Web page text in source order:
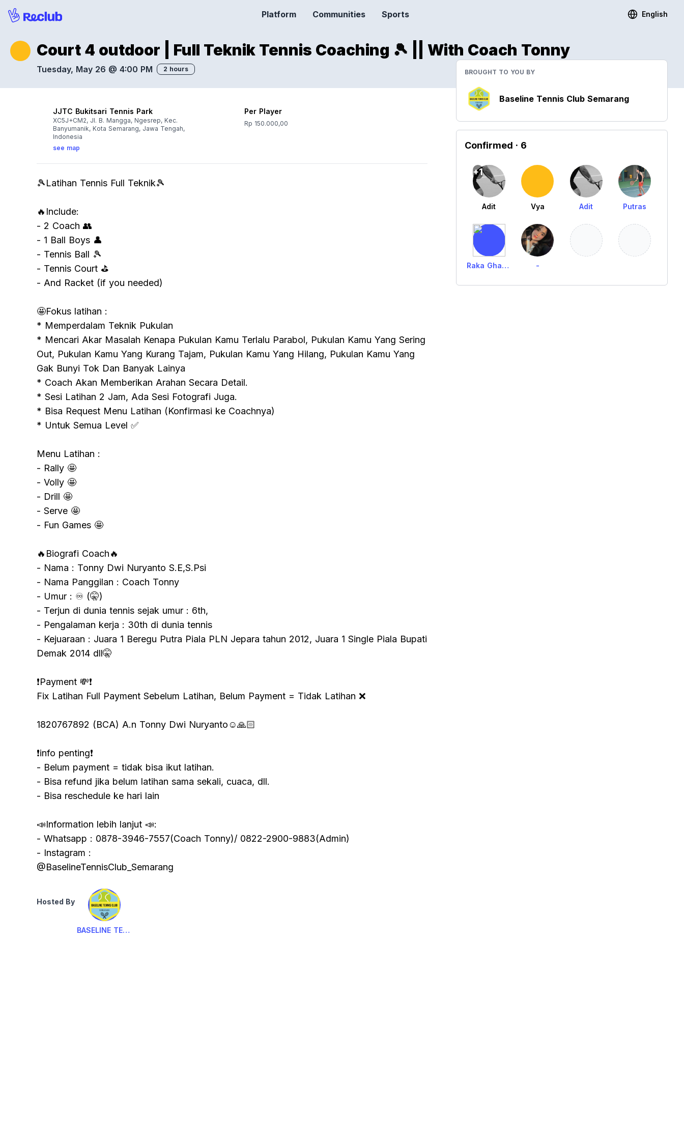
Platform Communities Sports English
Court 4 outdoor | Full Teknik Tennis Coaching 🎾 || With Coach Tonny
Tuesday, May 26 @ 4:00 PM 2 hours
JJTC Bukitsari Tennis Park
XC5J+CM2, Jl. B. Mangga, Ngesrep, Kec.
Banyumanik, Kota Semarang, Jawa Tengah,
Indonesia
see map
Per Player
Rp 150.000,00
🎾Latihan Tennis Full Teknik🎾
🔥Include:
- 2 Coach 👥
- 1 Ball Boys 👤
- Tennis Ball 🎾
- Tennis Court ⛳️
- And Racket (if you needed)
🤩Fokus latihan :
* Memperdalam Teknik Pukulan
* Mencari Akar Masalah Kenapa Pukulan Kamu Terlalu Parabol, Pukulan Kamu Yang Sering
Out, Pukulan Kamu Yang Kurang Tajam, Pukulan Kamu Yang Hilang, Pukulan Kamu Yang
Gak Bunyi Tok Dan Banyak Lainya
* Coach Akan Memberikan Arahan Secara Detail.
* Sesi Latihan 2 Jam, Ada Sesi Fotografi Juga.
* Bisa Request Menu Latihan (Konfirmasi ke Coachnya)
* Untuk Semua Level ✅
Menu Latihan :
- Rally 🤩
- Volly 🤩
- Drill 🤩
- Serve 🤩
- Fun Games 🤩
🔥Biografi Coach🔥
- Nama : Tonny Dwi Nuryanto S.E,S.Psi
- Nama Panggilan : Coach Tonny
- Umur : ♾️ (🤫)
- Terjun di dunia tennis sejak umur : 6th,
- Pengalaman kerja : 30th di dunia tennis
- Kejuaraan : Juara 1 Beregu Putra Piala PLN Jepara tahun 2012, Juara 1 Single Piala Bupati
Demak 2014 dll🤫
❗️Payment 💸❗️
Fix Latihan Full Payment Sebelum Latihan, Belum Payment = Tidak Latihan ❌
1820767892 (BCA) A.n Tonny Dwi Nuryanto☺️🙏🏻
❗️info penting❗️
- Belum payment = tidak bisa ikut latihan.
- Bisa refund jika belum latihan sama sekali, cuaca, dll.
- Bisa reschedule ke hari lain
📣Information lebih lanjut 📣:
- Whatsapp : 0878-3946-7557(Coach Tonny)/ 0822-2900-9883(Admin)
- Instagram :
@BaselineTennisClub_Semarang
Hosted By
BASELINE TENNIS CLUB
BROUGHT TO YOU BY
Baseline Tennis Club Semarang
Confirmed · 6
+1
Adit Vya Adit Putras
Raka Ghataf -